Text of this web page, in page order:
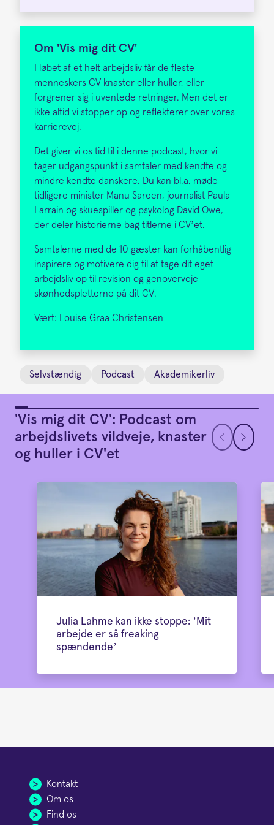
Om 'Vis mig dit CV'
I løbet af et helt arbejdsliv får de fleste
menneskers CV knaster eller huller, eller
forgrener sig i uventede retninger. Men det er
ikke altid vi stopper op og reflekterer over vores
karrierevej.
Det giver vi os tid til i denne podcast, hvor vi
tager udgangspunkt i samtaler med kendte og
mindre kendte danskere. Du kan bl.a. møde
tidligere minister Manu Sareen, journalist Paula
Larrain og skuespiller og psykolog David Owe,
der deler historierne bag titlerne i CV’et.
Samtalerne med de 10 gæster kan forhåbentlig
inspirere og motivere dig til at tage dit eget
arbejdsliv op til revision og genoverveje
skønhedspletterne på dit CV.
Vært: Louise Graa Christensen
Selvstændig Podcast Akademikerliv
'Vis mig dit CV': Podcast om
arbejdslivets vildveje, knaster
og huller i CV'et
Julia Lahme kan ikke stoppe: ’Mit
arbejde er så freaking
spændende’
Kontakt
Om os
Find os